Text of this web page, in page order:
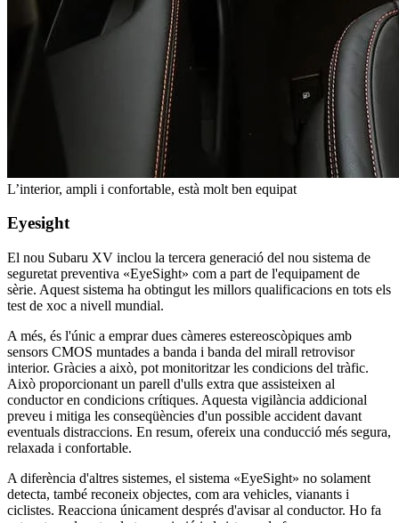
L’interior, ampli i confortable, està molt ben equipat
Eyesight
El nou Subaru XV inclou la tercera generació del nou sistema de
seguretat preventiva «EyeSight» com a part de l'equipament de
sèrie. Aquest sistema ha obtingut les millors qualificacions en tots els
test de xoc a nivell mundial.
A més, és l'únic a emprar dues càmeres estereoscòpiques amb
sensors CMOS muntades a banda i banda del mirall retrovisor
interior. Gràcies a això, pot monitoritzar les condicions del tràfic.
Això proporcionant un parell d'ulls extra que assisteixen al
conductor en condicions crítiques. Aquesta vigilància addicional
preveu i mitiga les conseqüències d'un possible accident davant
eventuals distraccions. En resum, ofereix una conducció més segura,
relaxada i confortable.
A diferència d'altres sistemes, el sistema «EyeSight» no solament
detecta, també reconeix objectes, com ara vehicles, vianants i
ciclistes. Reacciona únicament després d'avisar al conductor. Ho fa